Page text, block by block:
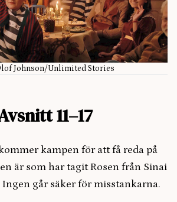
Johnson/Unlimited Stories
11–17
kampen för att få reda på
är som har tagit Rosen från Sinai
går säker för misstankarna.